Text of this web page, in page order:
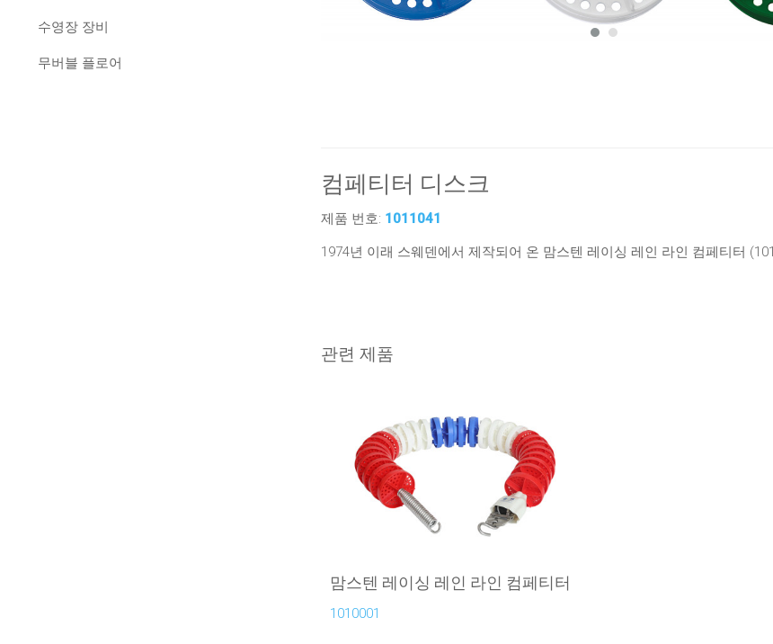
컴페티터 디스크
제품 번호: 1011041
1974년 이래 스웨덴에서 제작되어 온 맘스텐 레이싱 레인 라인 컴페티터
관련 제품
맘스텐 레이싱 레인 라인 컴페티터
1010001
수영장 장비
무버블 플로어